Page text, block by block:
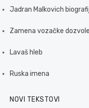
Jadran Malkovich
Zamena vozačke
Lavaš hleb
Ruska imena
NOVI TEKSTOVI